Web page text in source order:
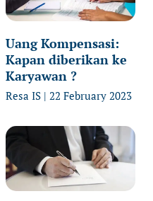
Uang Kompensasi:
Kapan diberikan ke
Karyawan ?
Resa IS 22 February 2023